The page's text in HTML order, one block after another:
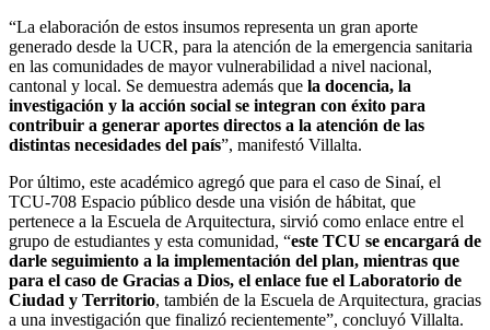
“La elaboración de estos insumos representa un gran aporte
generado desde la UCR, para la atención de la emergencia sanitaria
en las comunidades de mayor vulnerabilidad a nivel nacional,
cantonal y local. Se demuestra además que la docencia, la
investigación y la acción social se integran con éxito para
contribuir a generar aportes directos a la atención de las
distintas necesidades del país”, manifestó Villalta.
Por último, este académico agregó que para el caso de Sinaí, el
TCU-708 Espacio público desde una visión de hábitat, que
pertenece a la Escuela de Arquitectura, sirvió como enlace entre el
grupo de estudiantes y esta comunidad, “este TCU se encargará de
darle seguimiento a la implementación del plan, mientras que
para el caso de Gracias a Dios, el enlace fue el Laboratorio de
Ciudad y Territorio, también de la Escuela de Arquitectura, gracias
a una investigación que finalizó recientemente”, concluyó Villalta.